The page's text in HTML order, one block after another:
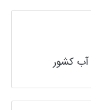
کشور